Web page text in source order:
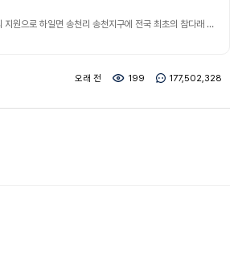
2006년 고성농업기술센터의 지원으로 하일면 송천리 송천지구에 전국 최초의 참다래 체험 마을을 조성하고 있다. 마을은 청정해역인 자란만의 중심에 있으며 참다래, 취나물, 굴 등의 특산물이 유명하다. 참다래 마을에서의 체험은 봄에는 참다래꽃 수정과 취나물 채취를 함께 할 수 있어 봄 향기에 흠뻑 취할 수 있으며, 가을에는 다래의 수확 체험으로 풍성한 가을을 함께 할 수 있다. (출처 : 고성군 문화관광 홈페이지)
오래 전 199 177,502,328